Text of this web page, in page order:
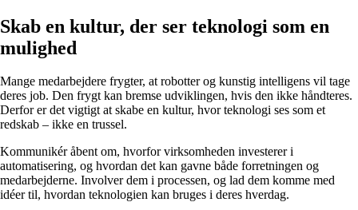
Skab en kultur, der ser teknologi som en
mulighed
Mange medarbejdere frygter, at robotter og kunstig intelligens vil tage
deres job. Den frygt kan bremse udviklingen, hvis den ikke håndteres.
Derfor er det vigtigt at skabe en kultur, hvor teknologi ses som et
redskab – ikke en trussel.
Kommunikér åbent om, hvorfor virksomheden investerer i
automatisering, og hvordan det kan gavne både forretningen og
medarbejderne. Involver dem i processen, og lad dem komme med
idéer til, hvordan teknologien kan bruges i deres hverdag.